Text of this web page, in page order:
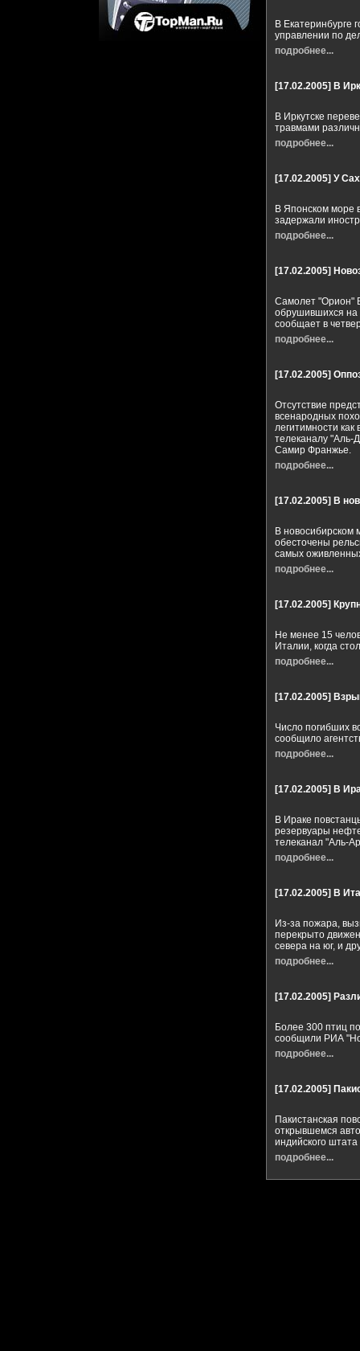
В Екатеринбурге
управлении по
подробнее...
[17.02.2005] В
В Иркутске
травмами
подробнее...
[17.02.2005] У
В Японском море
задержали
подробнее...
[17.02.2005]
Самолет "Орион"
обрушившихся на
сообщает в
подробнее...
[17.02.2005]
Отсутствие
всенародных
легитимности
телеканалу "Аль-
Самир Франжье.
подробнее...
[17.02.2005] В
В новосибирском
обесточены
самых
подробнее...
[17.02.2005]
Не менее 15
Италии, когда
подробнее...
[17.02.2005]
Число погибших
сообщило
подробнее...
[17.02.2005] В
В Ираке
резервуары
телеканал "Аль-
подробнее...
[17.02.2005] В
Из-за пожара,
перекрыто
севера на юг, и
подробнее...
[17.02.2005]
Более 300 птиц
сообщили РИА
подробнее...
[17.02.2005]
Пакистанская
открывшемся
индийского
подробнее...